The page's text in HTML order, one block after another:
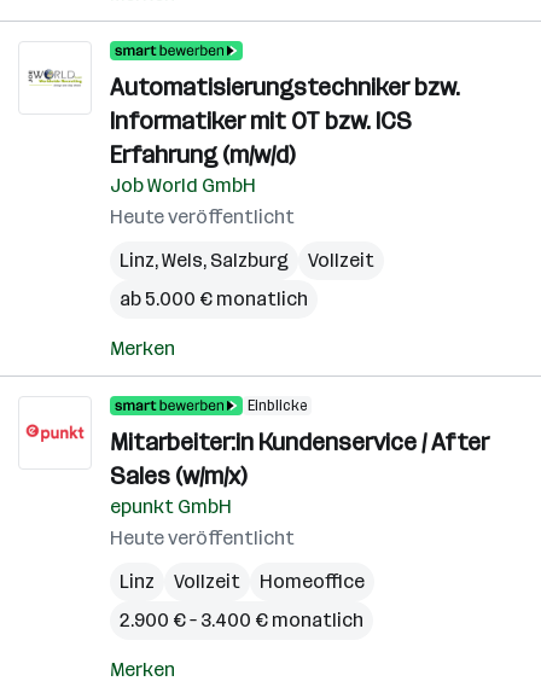
Automatisierungstechniker bzw.
Informatiker mit OT bzw. ICS
Erfahrung (m/w/d)
Job World GmbH
Heute veröffentlicht
Linz,Wels, Salzburg
Vollzeit
ab 5.000 € monatlich
Merken
Einblicke
Mitarbeiter:in Kundenservice / After
Sales (w/m/x)
epunkt GmbH
Heute veröffentlicht
Linz
Vollzeit
Homeoffice
2.900 € – 3.400 € monatlich
Merken